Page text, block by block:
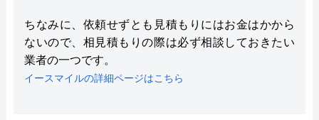
ちなみに、依頼せずとも見積もりにはお金はかから
ないので、相見積もりの際は必ず相談しておきたい
業者の一つです。
イースマイルの詳細ページはこちら